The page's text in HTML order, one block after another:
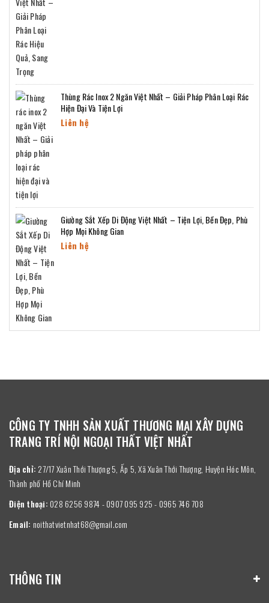
Thùng Rác Inox 2 Ngăn Việt Nhất – Giải Pháp Phân Loại Rác
Hiện Đại Và Tiện Lợi
Liên hệ
Giường Sắt Xếp Di Động Việt Nhất – Tiện Lợi, Bền Đẹp, Phù
Hợp Mọi Không Gian
Liên hệ
CÔNG TY TNHH SẢN XUẤT THƯƠNG MẠI XÂY DỰNG
TRANG TRÍ NỘI NGOẠI THẤT VIỆT NHẤT
Địa chỉ: 27/17 Xuân Thới Thượng 5, Ấp 5, Xã Xuân Thới Thượng, Huyện Hóc Môn,
Thành phố Hồ Chí Minh
Điện thoại: 028 6256 9874 - 0907 095 925 - 0965 746 708
Email: noithatvietnhat68@gmail.com
THÔNG TIN